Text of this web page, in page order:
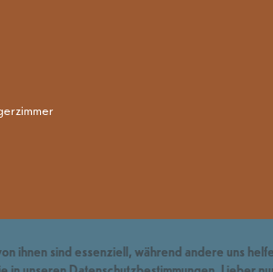
ihnen sind essenziell, während andere uns